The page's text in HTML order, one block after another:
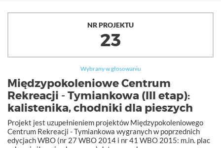
NR PROJEKTU
23
Wybrany w głosowaniu
Międzypokoleniowe Centrum
Rekreacji - Tymiankowa (III etap):
kalistenika, chodniki dla pieszych
Projekt jest uzupełnieniem projektów Międzypokoleniowego
Centrum Rekreacji - Tymiankowa wygranych w poprzednich
edycjach WBO (nr 27 WBO 2014 i nr 41 WBO 2015: m.in. plac